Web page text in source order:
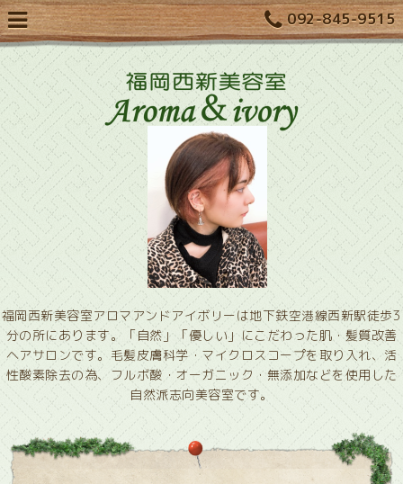
092-845-9515
福岡西新美容室アロマアンドアイボリーは地下鉄空港線西新駅徒歩3
分の所にあります。「自然」「優しい」にこだわった肌・髪質改善
ヘアサロンです。毛髪皮膚科学・マイクロスコープを取り入れ、活
性酸素除去の為、フルボ酸・オーガニック・無添加などを使用した
自然派志向美容室です。